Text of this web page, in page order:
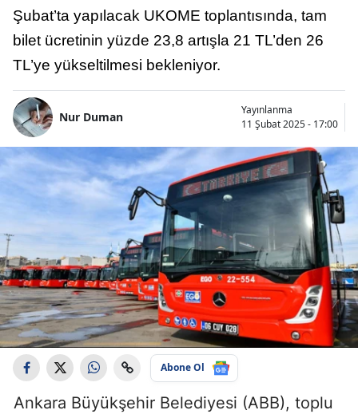
Şubat’ta yapılacak UKOME toplantısında, tam
bilet ücretinin yüzde 23,8 artışla 21 TL’den 26
TL’ye yükseltilmesi bekleniyor.
Nur Duman
Yayınlanma
11 Şubat 2025 - 17:00
Abone Ol
Ankara Büyükşehir Belediyesi (ABB), toplu